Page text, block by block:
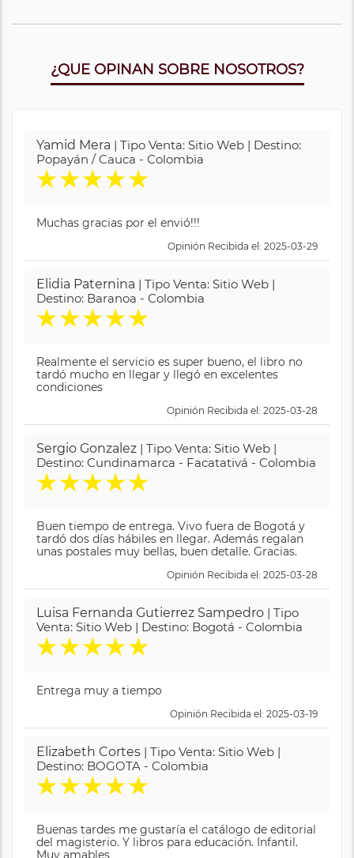
¿QUE OPINAN SOBRE NOSOTROS?
Yamid Mera | Tipo Venta: Sitio Web | Destino:
Popayán / Cauca - Colombia
★★★★★
Muchas gracias por el envió!!!
Opinión Recibida el: 2025-03-29
Elidia Paternina | Tipo Venta: Sitio Web |
Destino: Baranoa - Colombia
★★★★★
Realmente el servicio es super bueno, el libro no
tardó mucho en llegar y llegó en excelentes
condiciones
Opinión Recibida el: 2025-03-28
Sergio Gonzalez | Tipo Venta: Sitio Web |
Destino: Cundinamarca - Facatativá - Colombia
★★★★★
Buen tiempo de entrega. Vivo fuera de Bogotá y
tardó dos días hábiles en llegar. Además regalan
unas postales muy bellas, buen detalle. Gracias.
Opinión Recibida el: 2025-03-28
Luisa Fernanda Gutierrez Sampedro | Tipo
Venta: Sitio Web | Destino: Bogotá - Colombia
★★★★★
Entrega muy a tiempo
Opinión Recibida el: 2025-03-19
Elizabeth Cortes | Tipo Venta: Sitio Web |
Destino: BOGOTA - Colombia
★★★★★
Buenas tardes me gustaría el catálogo de editorial
del magisterio. Y libros para educación. Infantil.
Muy amables